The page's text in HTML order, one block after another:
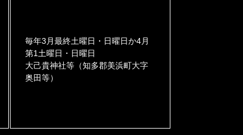
毎年3月最終土曜日・日曜日か4月
第1土曜日・日曜日
大己貴神社等（知多郡美浜町大字
奥田等）